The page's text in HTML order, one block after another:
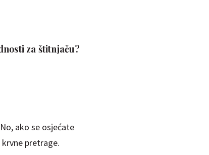
za štitnjaču?
ako se osjećate
pretrage.